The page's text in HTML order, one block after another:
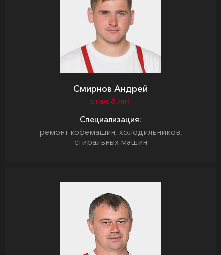
Смирнов Андрей
стаж 8 лет
Специализация:
ремонт кофемашин, холодильников,
стиральных машин